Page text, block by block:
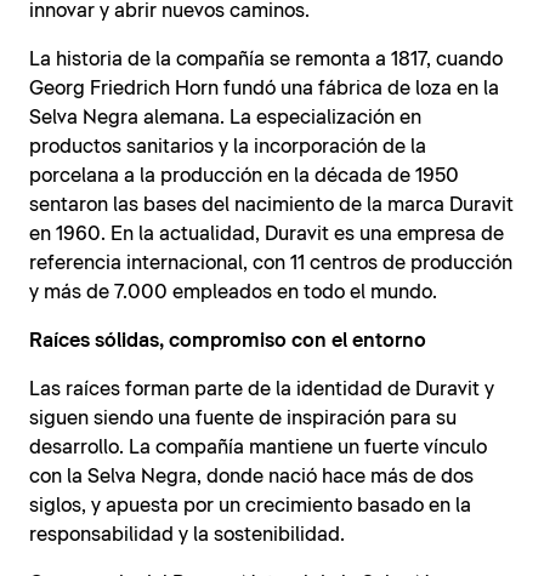
innovar y abrir nuevos caminos.
La historia de la compañía se remonta a 1817, cuando
Georg Friedrich Horn fundó una fábrica de loza en la
Selva Negra alemana. La especialización en
productos sanitarios y la incorporación de la
porcelana a la producción en la década de 1950
sentaron las bases del nacimiento de la marca Duravit
en 1960. En la actualidad, Duravit es una empresa de
referencia internacional, con 11 centros de producción
y más de 7.000 empleados en todo el mundo.
Raíces sólidas, compromiso con el entorno
Las raíces forman parte de la identidad de Duravit y
siguen siendo una fuente de inspiración para su
desarrollo. La compañía mantiene un fuerte vínculo
con la Selva Negra, donde nació hace más de dos
siglos, y apuesta por un crecimiento basado en la
responsabilidad y la sostenibilidad.